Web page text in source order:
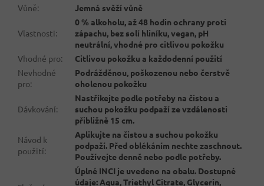
Vůně: Jemná svěží vůně
Vlastnosti:
0 % alkoholu, až 48 hodin ochrany proti
zápachu, bez solí hliníku, vegan, pH
neutrální, vhodné pro citlivou pokožku
Vhodné pro:
Citlivou pokožku a každodenní použití
Nevhodné
pro:
Podrážděnou, poškozenou nebo čerstvě
oholenou pokožku
Dávkování:
Nastříkejte podle potřeby na čistou a
suchou pokožku podpaží ze vzdálenosti
přibližně 15 cm.
Návod k
použití:
Aplikujte na čistou a suchou pokožku
podpaží. Před oblékáním nechte zaschnout.
Používejte denně nebo podle potřeby.
Úplné INCI je uvedeno na obalu. Dostupné
údaje: Aqua, Triethyl Citrate, Glycerin,